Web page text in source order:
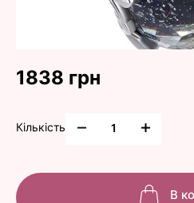
1838 грн
Кількість
В